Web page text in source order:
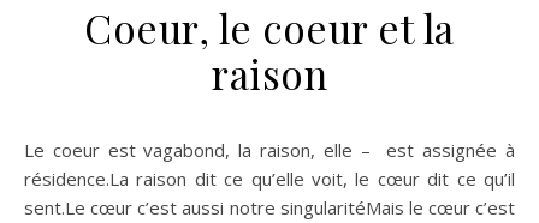
Coeur, le coeur et la
raison
Le coeur est vagabond, la raison, elle – est assignée à
résidence.La raison dit ce qu’elle voit, le cœur dit ce qu’il
sent.Le cœur c’est aussi notre singularitéMais le cœur c’est